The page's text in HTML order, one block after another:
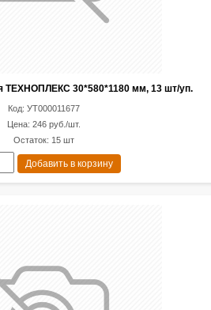
ТЕХНОПЛЕКС 30*580*1180 мм, 13 шт/уп.
Код: УТ000011677
Цена: 246 руб./шт.
Остаток: 15 шт
Добавить в корзину